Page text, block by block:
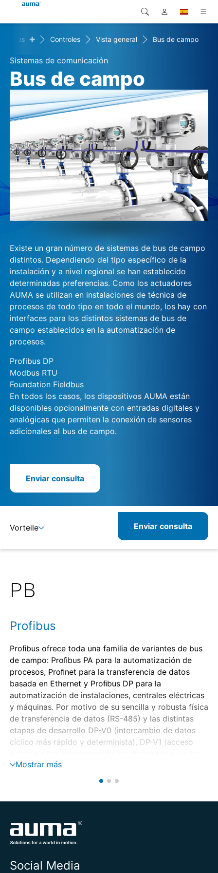
Productos
Soluciones
Servicio
Empresa
Contacto
Global
Europa
Asia y Pacífico
Norteamérica
Búsqueda
+ Controles Vista general Bus de campo
Sistemas de comunicación
Bus de campo
Existe un gran número de sistemas de bus de campo
distintos. Dependiendo del tipo específico de la
instalación y a nivel regional se han establecido
determinadas preferencias. Como los actuadores
AUMA se utilizan en instalaciones de técnica de
procesos de todo tipo en todo el mundo, los hay con
interfaces para los distintos sistemas de bus de
campo establecidos en la automatización de
procesos.
Profibus DP
Modbus RTU
Foundation Fieldbus
En todos los casos, los dispositivos AUMA están
disponibles opcionalmente con entradas digitales y
analógicas que permiten la conexión de sensores
adicionales al bus de campo.
Enviar consulta
Vorteile Enviar consulta
Profibus
Proﬁbus ofrece toda una familia de variantes de bus
de campo: Proﬁbus PA para la automatización de
procesos, Proﬁnet para la transferencia de datos
basada en Ethernet y Proﬁbus DP para la
automatización de instalaciones, centrales eléctricas
y máquinas. Por motivo de su sencilla y robusta física
de transferencia de datos (RS-485) y las distintas
etapas de desarrollo DP-V0 (intercambio de datos
cíclico más rápido y determinista), DP-V1 (acceso
datos de diagnosis), así como DP-V2 (otras
funciones como sello de tiempo o redundancia),
automatización en la construcción de instalaciones.
Estandarización internacional (
Extendido por todo el mundo
Extensa base instalada
automatización (FDT, EDD). Amplia selección de
Mostrar más
Social Media